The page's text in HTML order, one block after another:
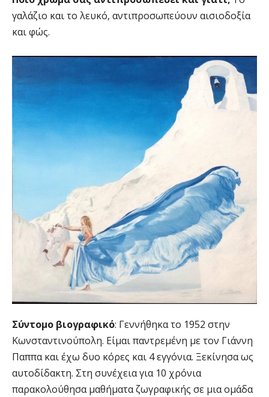
γαλάζιο και το λευκό, αντιπροσωπεύουν αισιοδοξία
και φώς.
Σύντομο βιογραφικό: Γεννήθηκα το 1952 στην
Κωνσταντινούπολη. Είμαι παντρεμένη με τον Γιάννη
Παππα και έχω δυο κόρες και 4 εγγόνια. Ξεκίνησα ως
αυτοδίδακτη. Στη συνέχεια για 10 χρόνια
παρακολούθησα μαθήματα ζωγραφικής σε μια ομάδα